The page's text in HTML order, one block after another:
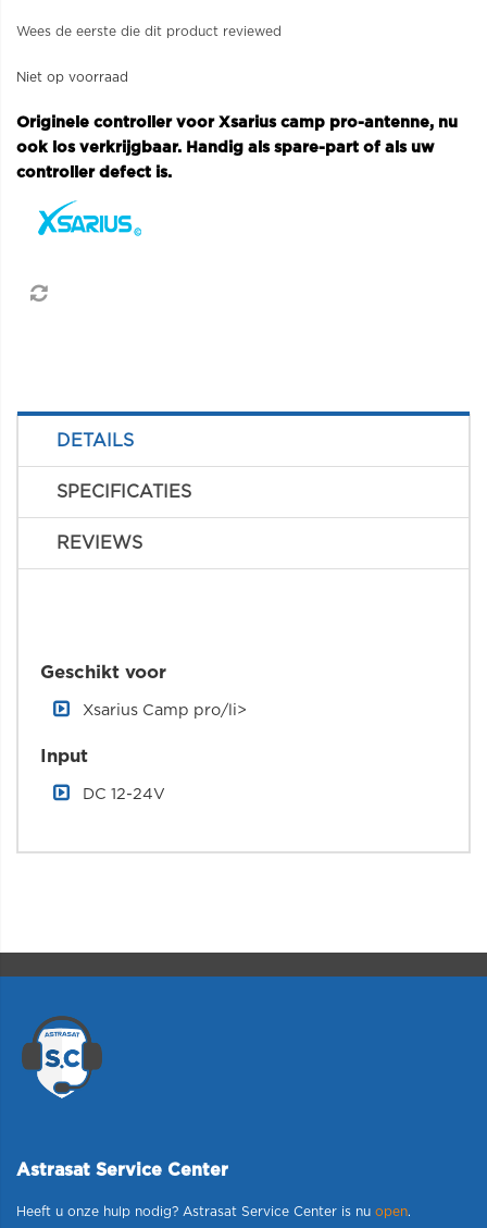
Wees de eerste die dit product reviewed
Niet op voorraad
Originele controller voor Xsarius camp pro-antenne, nu
ook los verkrijgbaar. Handig als spare-part of als uw
controller defect is.
DETAILS
SPECIFICATIES
REVIEWS
Geschikt voor
Xsarius Camp pro/li>
Input
DC 12-24V
Astrasat Service Center
Heeft u onze hulp nodig? Astrasat Service Center is nu open.